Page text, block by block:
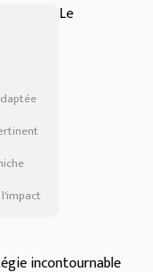
Le
incontournable